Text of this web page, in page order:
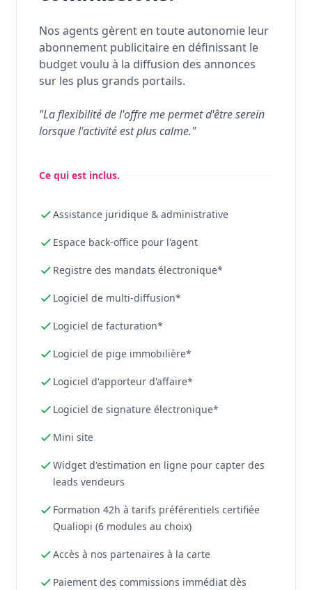
Nos agents gèrent en toute autonomie leur
abonnement publicitaire en définissant le
budget voulu à la diffusion des annonces
sur les plus grands portails.
"La flexibilité de l'offre me permet d'être serein
lorsque l'activité est plus calme."
Ce qui est inclus.
Assistance juridique & administrative
Espace back-office pour l'agent
Registre des mandats électronique*
Logiciel de multi-diffusion*
Logiciel de facturation*
Logiciel de pige immobilière*
Logiciel d'apporteur d'affaire*
Logiciel de signature électronique*
Mini site
Widget d'estimation en ligne pour capter des
leads vendeurs
Formation 42h à tarifs préférentiels certifiée
Qualiopi (6 modules au choix)
Accès à nos partenaires à la carte
Paiement des commissions immédiat dès